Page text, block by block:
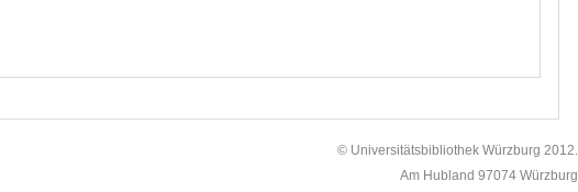
© Universitätsbibliothek Würzburg 2012.
Am Hubland 97074 Würzburg